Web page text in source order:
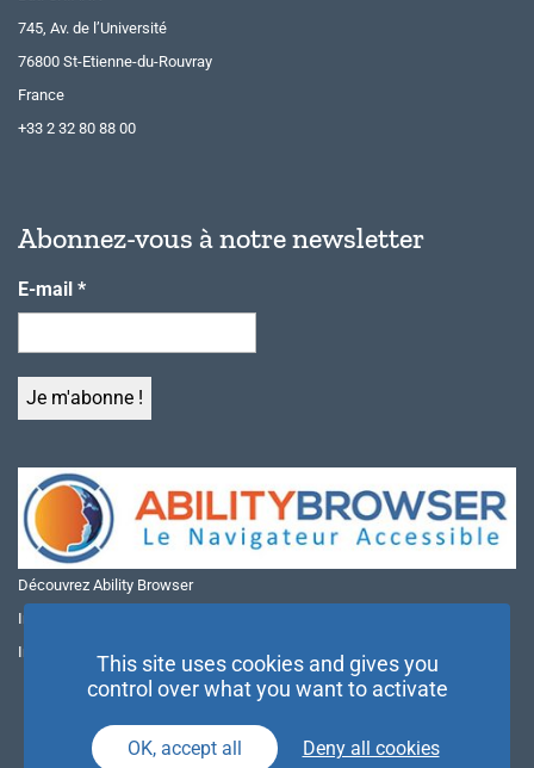
745, Av. de l’Université
76800 St-Etienne-du-Rouvray
France
+33 2 32 80 88 00
Abonnez-vous à notre newsletter
E-mail *
Découvrez Ability Browser
Installer Ability Browser sur Windows
Installer Ability Browser sur Mac
This site uses cookies and gives you
control over what you want to activate
OK, accept all Deny all cookies